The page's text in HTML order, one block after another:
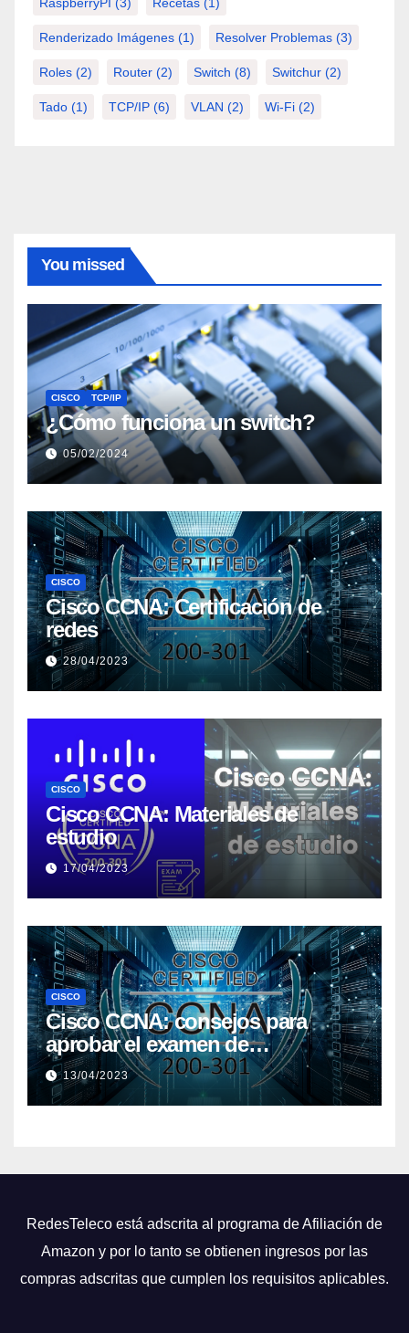
RaspberryPI (3) Recetas (1)
Renderizado Imágenes (1) Resolver Problemas (3)
Roles (2) Router (2) Switch (8) Switchur (2)
Tado (1) TCP/IP (6) VLAN (2) Wi-Fi (2)
You missed
CISCO TCP/IP
¿Cómo funciona un switch?
05/02/2024
CISCO
Cisco CCNA: Certificación de
redes
28/04/2023
CISCO
Cisco CCNA: Materiales de
estudio
17/04/2023
CISCO
Cisco CCNA: consejos para
aprobar el examen de
certificación
13/04/2023
RedesTeleco está adscrita al programa de Afiliación de
Amazon y por lo tanto se obtienen ingresos por las
compras adscritas que cumplen los requisitos aplicables.